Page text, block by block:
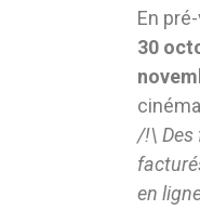
En
30
/!\ Des
en